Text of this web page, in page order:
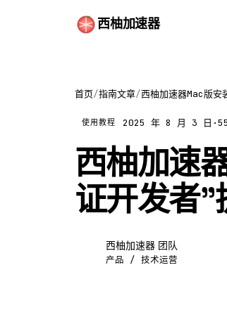
西柚加速器
首页/指南文章/西柚加速器Mac版
使用教程 2025 年 8 月 3 日 ·
西柚加速
证开发者"
西柚加速器 团队
产品 / 技术运营